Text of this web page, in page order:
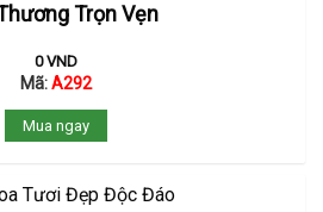
Trọn Vẹn
0VND
Mã:A292
Mua ngay